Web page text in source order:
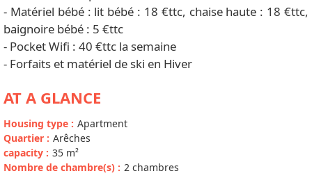
- Matériel bébé : lit bébé : 18 €ttc, chaise haute : 18 €ttc,
baignoire bébé : 5 €ttc
- Pocket Wifi : 40 €ttc la semaine
- Forfaits et matériel de ski en Hiver
AT A GLANCE
Housing type : Apartment
Quartier : Arêches
capacity : 35 m²
Nombre de chambre(s) : 2 chambres